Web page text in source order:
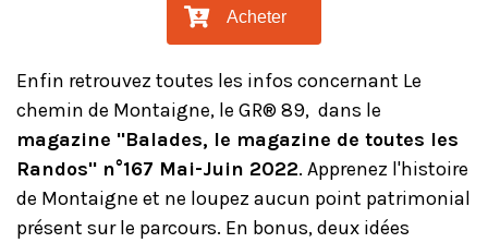
Acheter
Enfin retrouvez toutes les infos concernant Le
chemin de Montaigne, le GR® 89, dans le
magazine "Balades, le magazine de toutes les
Randos" n°167 Mai-Juin 2022. Apprenez l'histoire
de Montaigne et ne loupez aucun point patrimonial
présent sur le parcours. En bonus, deux idées